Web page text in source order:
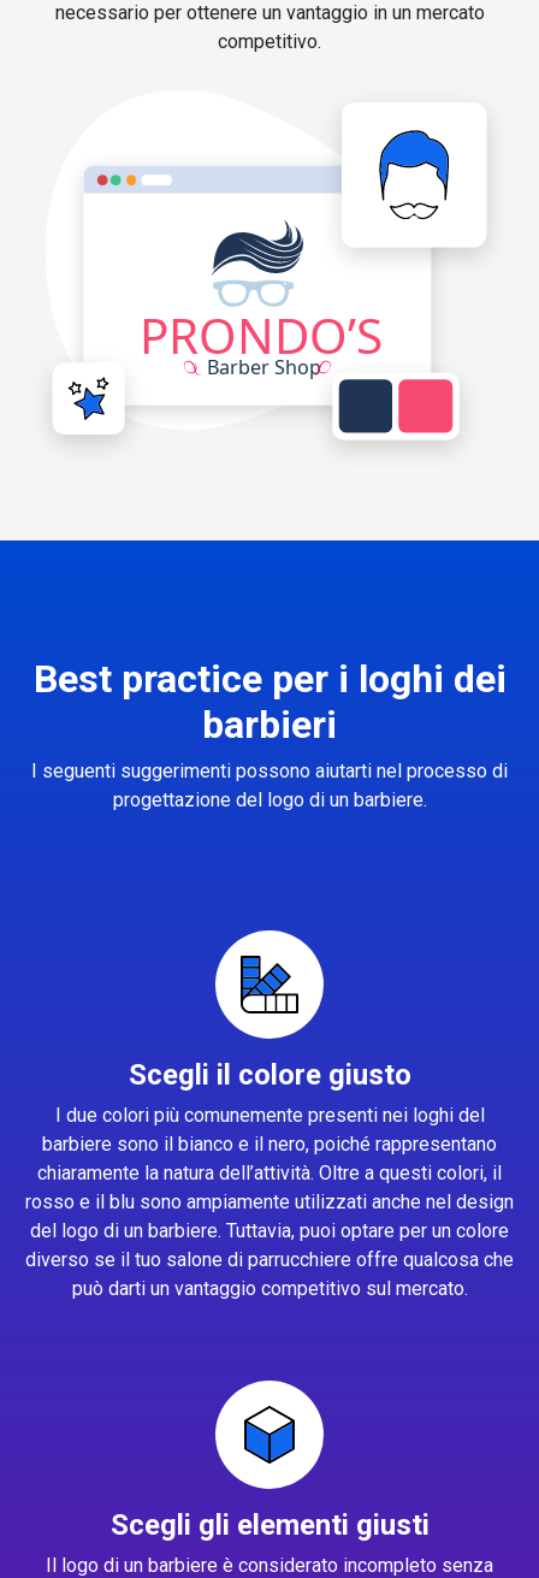
necessario per ottenere un vantaggio in un mercato
competitivo.
Best practice per i loghi dei
barbieri
I seguenti suggerimenti possono aiutarti nel processo di
progettazione del logo di un barbiere.
Scegli il colore giusto
I due colori più comunemente presenti nei loghi del
barbiere sono il bianco e il nero, poiché rappresentano
chiaramente la natura dell’attività. Oltre a questi colori, il
rosso e il blu sono ampiamente utilizzati anche nel design
del logo di un barbiere. Tuttavia, puoi optare per un colore
diverso se il tuo salone di parrucchiere offre qualcosa che
può darti un vantaggio competitivo sul mercato.
Scegli gli elementi giusti
Il logo di un barbiere è considerato incompleto senza